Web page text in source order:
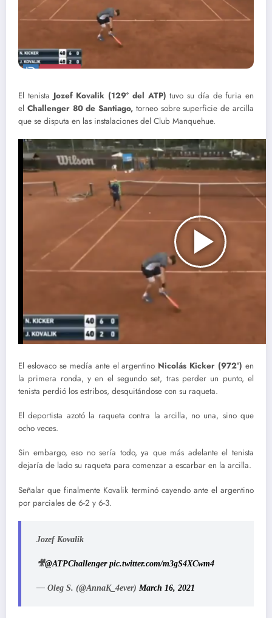
El tenista Jozef Kovalik (129° del ATP) tuvo su día de furia en
el Challenger 80 de Santiago, torneo sobre superficie de arcilla
que se disputa en las instalaciones del Club Manquehue.
El eslovaco se medía ante el argentino Nicolás Kicker (972°) en
la primera ronda, y en el segundo set, tras perder un punto, el
tenista perdió los estribos, desquitándose con su raqueta.
El deportista azotó la raqueta contra la arcilla, no una, sino que
ocho veces.
Sin embargo, eso no sería todo, ya que más adelante el tenista
dejaría de lado su raqueta para comenzar a escarbar en la arcilla.
Señalar que finalmente Kovalik terminó cayendo ante el argentino
por parciales de 6-2 y 6-3.
Jozef Kovalik
🎥@ATPChallenger pic.twitter.com/m3gS4XCwm4
— Oleg S. (@AnnaK_4ever) March 16, 2021